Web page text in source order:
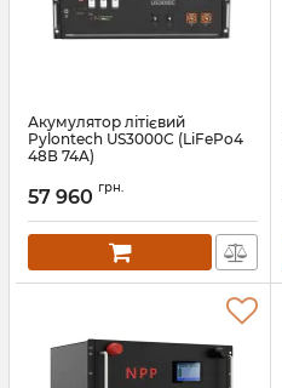
Акумулятор літієвий
Pylontech US3000С (LiFePo4
48В 74A)
57 960 грн.